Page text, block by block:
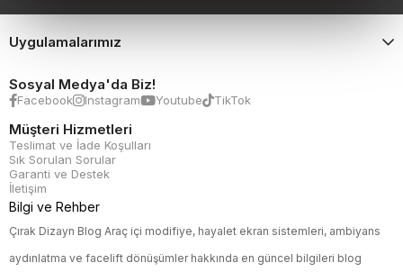
Uygulamalarımız
Sosyal Medya'da Biz!
Facebook Instagram Youtube TikTok
Müşteri Hizmetleri
Teslimat ve İade Koşulları
Sık Sorulan Sorular
Garanti ve Destek
İletişim
Bilgi ve Rehber
Çırak Dizayn Blog Araç içi modifiye, hayalet ekran sistemleri, ambiyans
aydınlatma ve facelift dönüşümler hakkında en güncel bilgileri blog